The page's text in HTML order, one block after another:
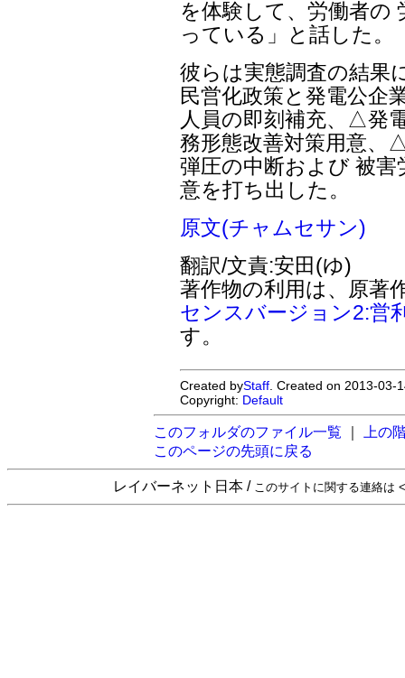
を体験して、労働者の
っている」と話した。
彼らは実態調査の結果
民営化政策と発電公企
人員の即刻補充、△発
務形態改善対策用意、
弾圧の中断および 被
意を打ち出した。
原文(チャムセサン)
翻訳/文責:安田(ゆ)
著作物の利用は、原著
センスバージョン2:営
す。
Created byStaff . Created on 2013-
Copyright: Default
このフォルダのファイル一覧
上の
このページの先頭に戻る
レイバーネット日本 / このサイトに関する連絡は